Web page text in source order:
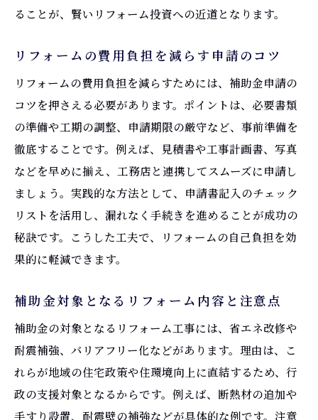
ることが、賢いリフォーム投資への近道となります。
リフォームの費用負担を減らす申請のコツ
リフォームの費用負担を減らすためには、補助金申請の
コツを押さえる必要があります。ポイントは、必要書類
の準備や工期の調整、申請期限の厳守など、事前準備を
徹底することです。例えば、見積書や工事計画書、写真
などを早めに揃え、工務店と連携してスムーズに申請し
ましょう。実践的な方法として、申請書記入のチェック
リストを活用し、漏れなく手続きを進めることが成功の
秘訣です。こうした工夫で、リフォームの自己負担を効
果的に軽減できます。
補助金対象となるリフォーム内容と注意点
補助金の対象となるリフォーム工事には、省エネ改修や
耐震補強、バリアフリー化などがあります。理由は、こ
れらが地域の住宅政策や住環境向上に直結するため、行
政の支援対象となるからです。例えば、断熱材の追加や
手すり設置、耐震壁の補強などが具体的な例です。注意